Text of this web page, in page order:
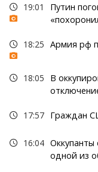
19:01
Путин
18:25 Армия рф
18:05
В
17:57 Граждан
16:04 Оккупанты
одной из